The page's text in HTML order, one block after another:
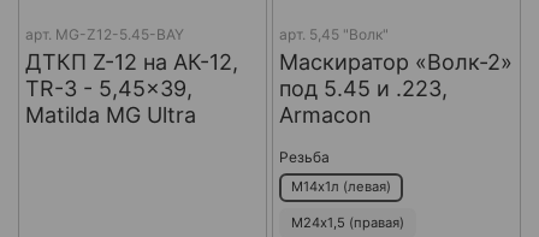
арт. MG-Z12-5.45-BAY
ДТКП Z-12 на АК-12,
TR-3 - 5,45x39,
Matilda MG Ultra
арт. 5,45 "Волк"
Маскиратор «Волк-2»
под 5.45 и .223,
Armacon
Резьба
М14х1л (левая)
М24х1,5 (правая)